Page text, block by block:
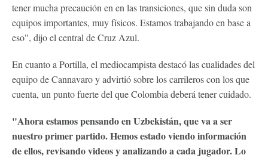
tener mucha precaución en en las transiciones, que sin duda son
equipos importantes, muy físicos. Estamos trabajando en base a
eso", dijo el central de Cruz Azul.
En cuanto a Portilla, el mediocampista destacó las cualidades del
equipo de Cannavaro y advirtió sobre los carrileros con los que
cuenta, un punto fuerte del que Colombia deberá tener cuidado.
"Ahora estamos pensando en Uzbekistán, que va a ser
nuestro primer partido. Hemos estado viendo información
de ellos, revisando videos y analizando a cada jugador. Lo